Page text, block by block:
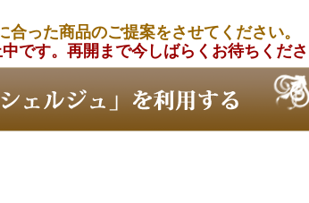
合った商品のご提案をさせてください。
です。再開まで今しばらくお待ちくださ